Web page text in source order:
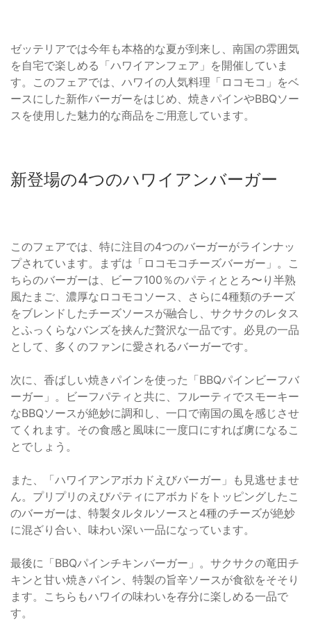
ゼッテリアでは今年も本格的な夏が到来し、南国の雰囲気
を自宅で楽しめる「ハワイアンフェア」を開催していま
す。このフェアでは、ハワイの人気料理「ロコモコ」をベ
ースにした新作バーガーをはじめ、焼きパインやBBQソー
スを使用した魅力的な商品をご用意しています。
新登場の4つのハワイアンバーガー
このフェアでは、特に注目の4つのバーガーがラインナッ
プされています。まずは「ロコモコチーズバーガー」。こ
ちらのバーガーは、ビーフ100％のパティととろ〜り半熟
風たまご、濃厚なロコモコソース、さらに4種類のチーズ
をブレンドしたチーズソースが融合し、サクサクのレタス
とふっくらなバンズを挟んだ贅沢な一品です。必見の一品
として、多くのファンに愛されるバーガーです。
次に、香ばしい焼きパインを使った「BBQパインビーフバ
ーガー」。ビーフパティと共に、フルーティでスモーキー
なBBQソースが絶妙に調和し、一口で南国の風を感じさせ
てくれます。その食感と風味に一度口にすれば虜になるこ
とでしょう。
また、「ハワイアンアボカドえびバーガー」も見逃せませ
ん。プリプリのえびパティにアボカドをトッピングしたこ
のバーガーは、特製タルタルソースと4種のチーズが絶妙
に混ざり合い、味わい深い一品になっています。
最後に「BBQパインチキンバーガー」。サクサクの竜田チ
キンと甘い焼きパイン、特製の旨辛ソースが食欲をそそり
ます。こちらもハワイの味わいを存分に楽しめる一品で
す。